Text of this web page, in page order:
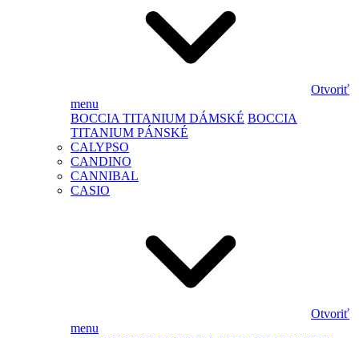
Otvoriť
menu
BOCCIA TITANIUM DÁMSKÉ BOCCIA
TITANIUM PÁNSKÉ
CALYPSO
CANDINO
CANNIBAL
CASIO
Otvoriť
menu